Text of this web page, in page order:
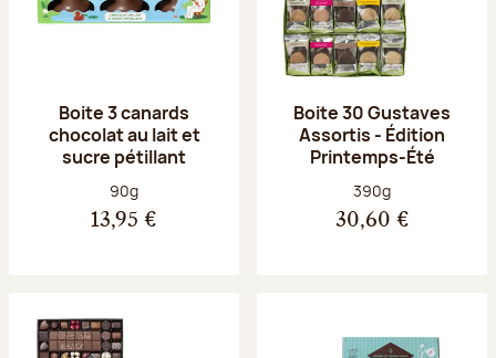
Boite 3 canards
chocolat au lait et
sucre pétillant
Poids net :
90g
13,95 €
Boite 30 Gustaves
Assortis - Édition
Printemps-Été
Poids net :
390g
30,60 €